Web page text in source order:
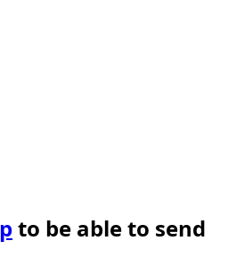
to be able to send